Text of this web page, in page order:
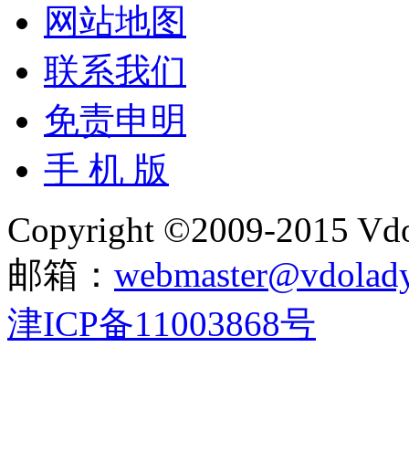
网站地图
联系我们
免责申明
手 机 版
Copyright ©2009-2015
邮箱：
津ICP备11003868号